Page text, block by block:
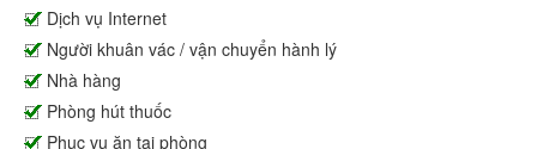
Dịch vụ Internet
Người khuân vác / vận chuyển hành lý
Nhà hàng
Phòng hút thuốc
Phục vụ ăn tại phòng